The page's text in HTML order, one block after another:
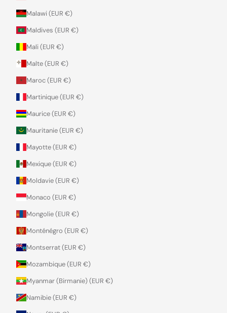
Malawi (EUR €)
Maldives (EUR €)
Mali (EUR €)
Malte (EUR €)
Maroc (EUR €)
Martinique (EUR €)
Maurice (EUR €)
Mauritanie (EUR €)
Mayotte (EUR €)
Mexique (EUR €)
Moldavie (EUR €)
Monaco (EUR €)
Mongolie (EUR €)
Monténégro (EUR €)
Montserrat (EUR €)
Mozambique (EUR €)
Myanmar (Birmanie) (EUR €)
Namibie (EUR €)